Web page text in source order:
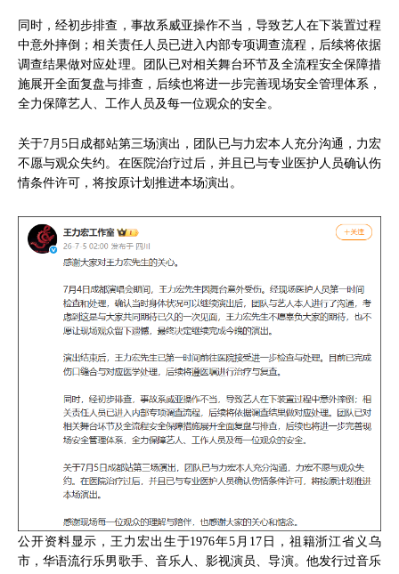
同时，经初步排查，事故系威亚操作不当，导致艺人在下装置过程
中意外摔倒；相关责任人员已进入内部专项调查流程，后续将依据
调查结果做对应处理。团队已对相关舞台环节及全流程安全保障措
施展开全面复盘与排查，后续也将进一步完善现场安全管理体系，
全力保障艺人、工作人员及每一位观众的安全。
关于7月5日成都站第三场演出，团队已与力宏本人充分沟通，力宏
不愿与观众失约。在医院治疗过后，并且已与专业医护人员确认伤
情条件许可，将按原计划推进本场演出。
公开资料显示，王力宏出生于1976年5月17日，祖籍浙江省义乌
市，华语流行乐男歌手、音乐人、影视演员、导演。他发行过音乐